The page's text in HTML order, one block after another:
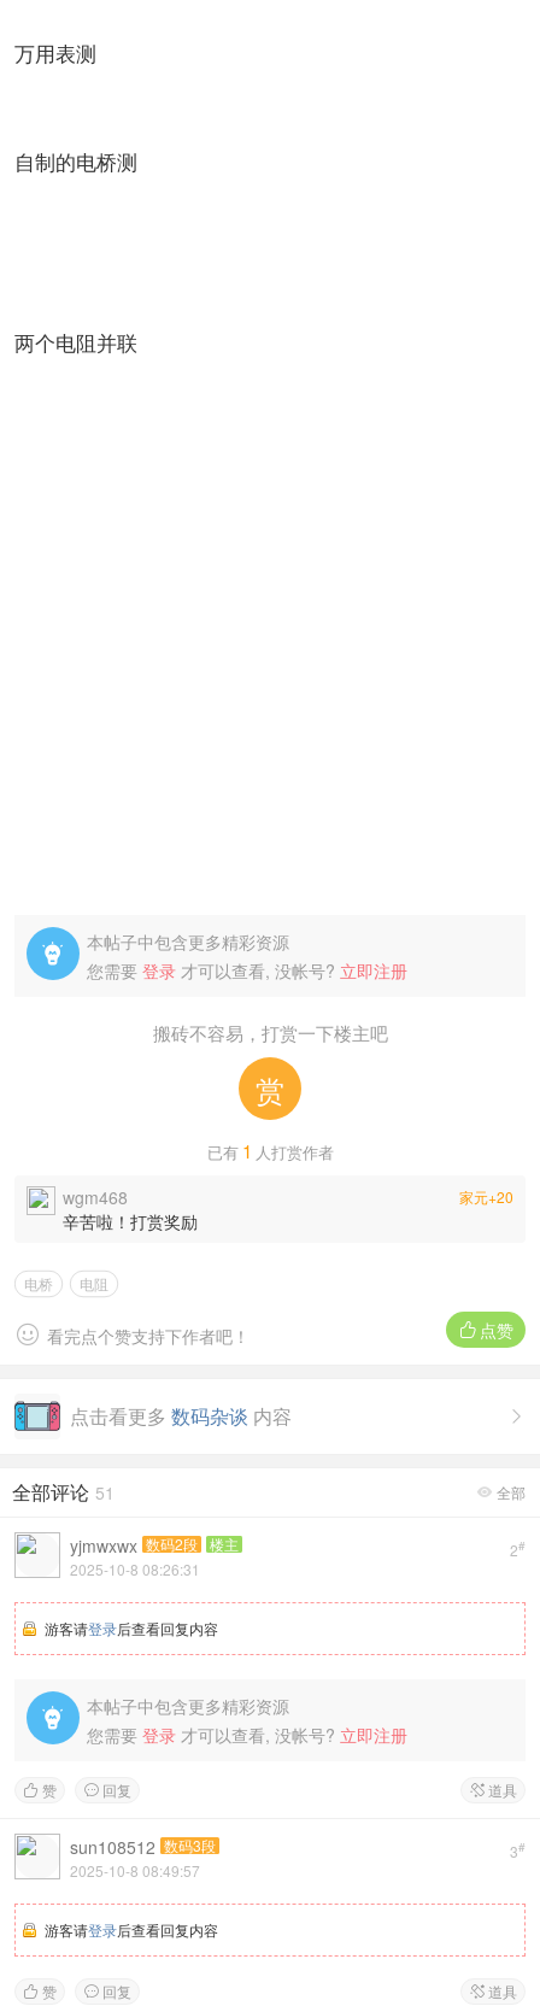
万用表测
自制的电桥测
两个电阻并联

本帖子中包含更多精彩资源
您需要 登录 才可以查看, 没帐号? 立即注册
搬砖不容易，打赏一下楼主吧
赏
已有 1 人打赏作者
家元+20
wgm468
辛苦啦！打赏奖励
电桥 电阻
 点赞
 看完点个赞支持下作者吧！

点击看更多 数码杂谈 内容
 全部
全部评论 51
2#
yjmwxwx 数码2段 楼主
2025-10-8 08:26:31
游客请登录后查看回复内容

本帖子中包含更多精彩资源
您需要 登录 才可以查看, 没帐号? 立即注册
 赞  回复  道具
3#
sun108512 数码3段
2025-10-8 08:49:57
游客请登录后查看回复内容
 赞  回复  道具